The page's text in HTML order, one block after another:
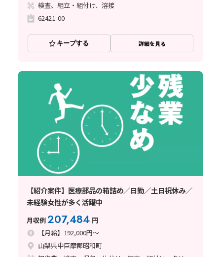
検査、組立・組付け、溶接
62421-00
キープする 詳細を見る
【紹介案件】医療部品の箱詰め／日勤／土日祝休み／
未経験女性が多く活躍中
月収例207,484 円
【月給】192,000円～
山梨県中巨摩郡昭和町